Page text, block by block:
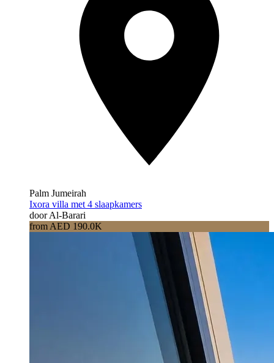
Palm Jumeirah
Ixora villa met 4 slaapkamers
door Al-Barari
from AED 190.0K